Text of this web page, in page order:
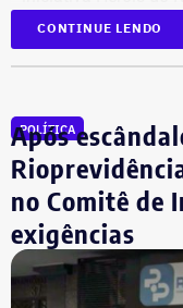
feridos e a
própria do ex-
desistiu da disputa
Garotinho.
Com informações de
CONTINUE LENDO
POLÍTICA
Após
no Comitê de
exigências